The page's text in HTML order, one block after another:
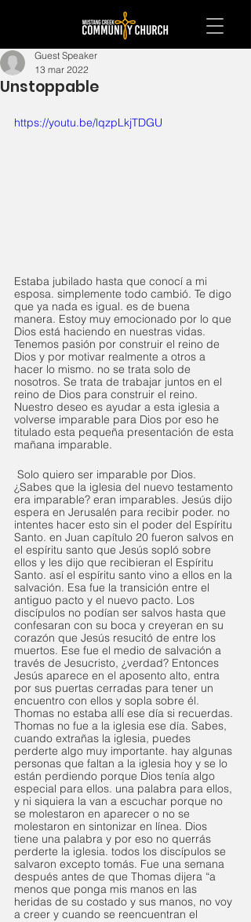
Unstoppable
Guest Speaker
13 mar 2022
https://youtu.be/lqzpLkjTDGU
Estaba jubilado hasta que conocí a mi
esposa. simplemente todo cambió. Te digo
que ya nada es igual. es de buena
manera. Estoy muy emocionado por lo que
Dios está haciendo en nuestras vidas.
Tenemos pasión por construir el reino de
Dios y por motivar realmente a otros a
hacer lo mismo. no se trata solo de
nosotros. Se trata de trabajar juntos en el
reino de Dios para construir el reino.
Nuestro deseo es ayudar a esta iglesia a
volverse imparable para Dios por eso he
titulado esta pequeña presentación de esta
mañana imparable.
¿Sabes que la iglesia del nuevo testamento
era imparable? eran imparables. Jesús dijo
espera en Jerusalén para recibir poder. no
intentes hacer esto sin el poder del Espíritu
Santo. en Juan capítulo 20 fueron salvos en
el espíritu santo que Jesús sopló sobre
ellos y les dijo que recibieran el Espíritu
Santo. así el espíritu santo vino a ellos en la
salvación. Esa fue la transición entre el
antiguo pacto y el nuevo pacto. Los
discípulos no podían ser salvos hasta que
confesaran con su boca y creyeran en su
corazón que Jesús resucitó de entre los
muertos. Ese fue el medio de salvación a
través de Jesucristo, ¿verdad? Entonces
Jesús aparece en el aposento alto, entra
por sus puertas cerradas para tener un
encuentro con ellos y sopla sobre él.
Thomas no estaba allí ese día si recuerdas.
Thomas no fue a la iglesia ese día. Sabes,
cuando extrañas la iglesia, puedes
perderte algo muy importante. hay algunas
personas que faltan a la iglesia hoy y se lo
están perdiendo porque Dios tenía algo
especial para ellos. una palabra para ellos,
y ni siquiera la van a escuchar porque no
se molestaron en aparecer o no se
molestaron en sintonizar en línea. Dios
tiene una palabra y por eso no querrás
perderte la iglesia. todos los discípulos se
salvaron excepto tomás. Fue una semana
después antes de que Thomas dijera “a
menos que ponga mis manos en las
heridas de su costado y sus manos, no voy
a creer y cuando se reencuentran el